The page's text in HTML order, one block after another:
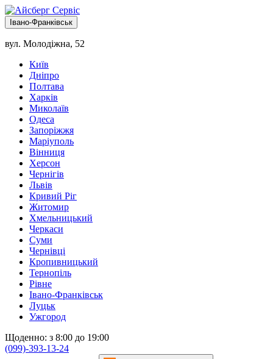
Івано-Франківськ
вул. Молодіжна, 52
Київ
Дніпро
Полтава
Харків
Миколаїв
Одеса
Запоріжжя
Маріуполь
Вінниця
Херсон
Чернігів
Львів
Кривий Ріг
Житомир
Хмельницький
Черкаси
Суми
Чернівці
Кропивницький
Тернопіль
Рівне
Івано-Франківськ
Луцьк
Ужгород
Щоденно: з 8:00 до 19:00
(099)-393-13-24